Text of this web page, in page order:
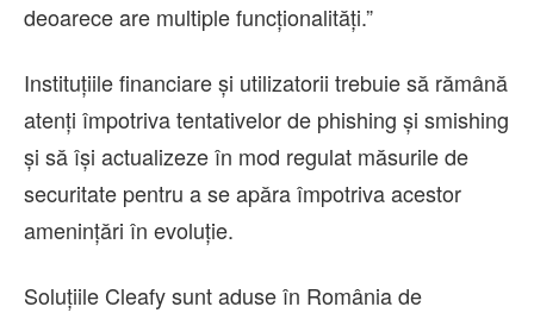
deoarece are multiple funcționalități.”
Instituțiile financiare și utilizatorii trebuie să rămână
atenți împotriva tentativelor de phishing și smishing
și să își actualizeze în mod regulat măsurile de
securitate pentru a se apăra împotriva acestor
amenințări în evoluție.
Soluţiile Cleafy sunt aduse în România de